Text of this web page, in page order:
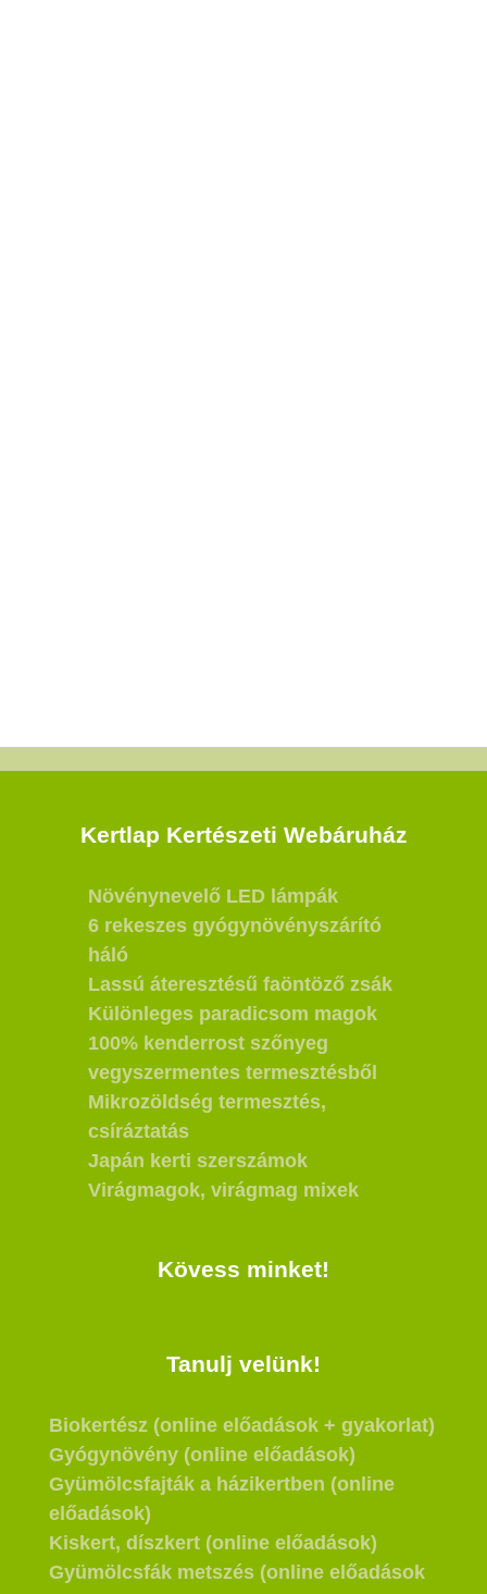
Kertlap Kertészeti Webáruház
Növénynevelő LED lámpák
6 rekeszes gyógynövényszárító
háló
Lassú áteresztésű faöntöző zsák
Különleges paradicsom magok
100% kenderrost szőnyeg
vegyszermentes termesztésből
Mikrozöldség termesztés,
csíráztatás
Japán kerti szerszámok
Virágmagok, virágmag mixek
Kövess minket!
Tanulj velünk!
Biokertész (online előadások + gyakorlat)
Gyógynövény (online előadások)
Gyümölcsfajták a házikertben (online
előadások)
Kiskert, díszkert (online előadások)
Gyümölcsfák metszés (online előadások